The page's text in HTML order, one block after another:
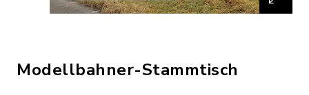
Modellbahner-Stammtisch